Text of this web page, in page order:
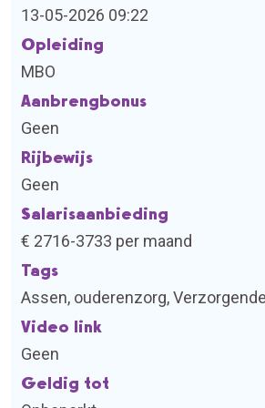
13-05-2026 09:22
Opleiding
MBO
Aanbrengbonus
Geen
Rijbewijs
Geen
Salarisaanbieding
€ 2716-3733 per maand
Tags
Assen, ouderenzorg,
Video link
Geen
Geldig tot